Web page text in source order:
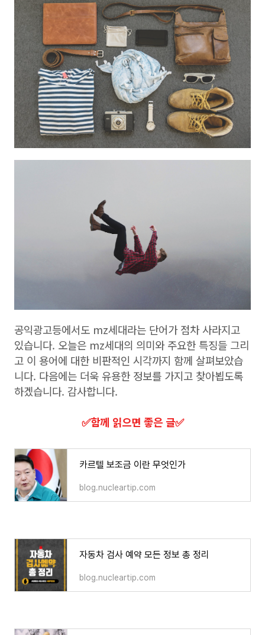
공익광고등에서도 mz세대라는 단어가 점차 사라지고
있습니다. 오늘은 mz세대의 의미와 주요한 특징들 그리
고 이 용어에 대한 비판적인 시각까지 함께 살펴보았습
니다. 다음에는 더욱 유용한 정보를 가지고 찾아뵙도록
하겠습니다. 감사합니다.
​✅함께 읽으면 좋은 글​✅
카르텔 보조금 이란 무엇인가
blog.nucleartip.com
자동차 검사 예약 모든 정보 총 정리
blog.nucleartip.com